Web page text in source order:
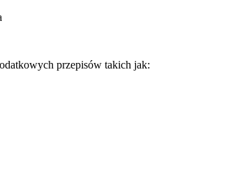
przepisów takich jak: